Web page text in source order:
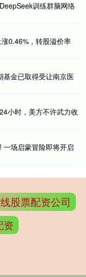
训练群脑网络
0.46%，转股溢价率
基金已取得受让南京医
小时，美方不许武力收
场启蒙冒险即将开启
股票配资公司
资